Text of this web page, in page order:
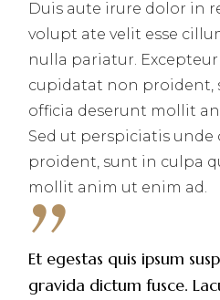
Duis aute irure dolor in
volupt ate velit esse
nulla pariatur.
cupidatat non proident,
officia deserunt mollit
Sed ut perspiciatis unde
proident, sunt in culpa
mollit anim ut enim ad.
Et egestas quis ipsum
gravida dictum fusce.